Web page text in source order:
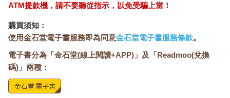
ATM提款機，請不要聽從指示，以免受騙上當！
購買須知：
使用金石堂電子書服務即為同意金石堂電子書服務條款。
電子書分為「金石堂(線上閱讀+APP)」及「Readmoo(兌換
碼)」兩種：